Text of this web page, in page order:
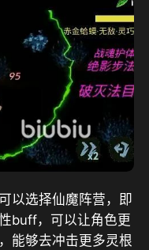
以选择仙魔阵营，即
buff，可以让角色更
能够去冲击更多灵根